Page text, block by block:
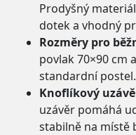
Prodyšný
dotek a vhodný
Rozměry pro
povlak 70×90 cm
standardní postel.
Knoflíkový
uzávěr pomáhá
stabilně na místě